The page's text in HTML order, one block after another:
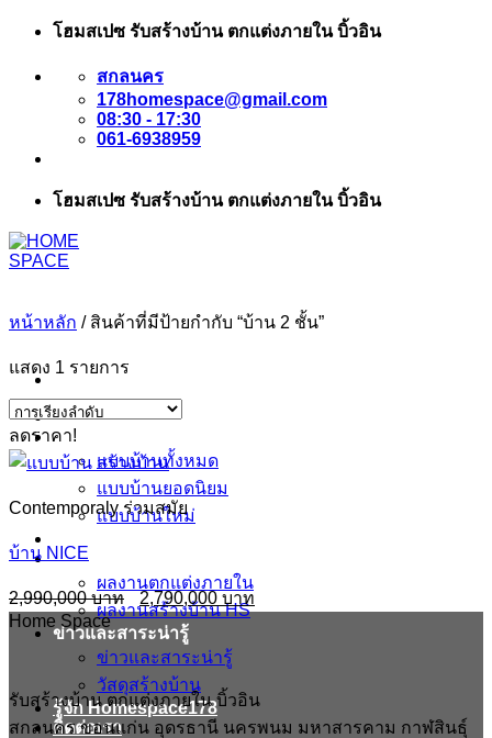
ข้าม
โฮมสเปซ รับสร้างบ้าน ตกแต่งภายใน บิ้วอิน
สกลนคร
178homespace@gmail.com
08:30 - 17:30
061-6938959
โฮมสเปซ รับสร้างบ้าน ตกแต่งภายใน บิ้วอิน
หน้าแรก
แบบบ้าน
แบบบ้านทั้งหมด
แบบบ้านยอดนิยม
แบบบ้านใหม่
ผลงาน
ผลงานตกแต่งภายใน
ผลงานสร้างบ้าน HS
ข่าวและสาระน่ารู้
ข่าวและสาระน่ารู้
วัสดุสร้างบ้าน
รู้จัก Homespace178
ติดต่อเรา
หน้าหลัก /สินค้าที่มีป้ายกำกับ “บ้าน 2 ชั้น”
แสดง 1 รายการ
ลดราคา!
Contemporaly ร่วมสมัย
บ้าน NICE
2,990,000
Original
price
was:
2,990,000฿.
2,790,000
price
Home Space
รับสร้างบ้าน ตกแต่งภายใน บิ้วอิน
สกลนคร ขอนแก่น อุดรธานี นครพนม มหาสารคาม กาฬสินธุ์